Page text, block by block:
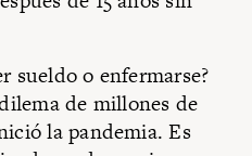
sueldo o enfermarse?
de millones de
la pandemia. Es